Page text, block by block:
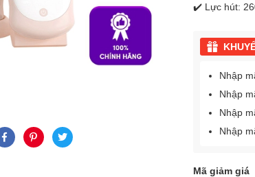
✔️ Lực hút:
Nhập
Nhập
Nhập
Nhập
Mã giảm giá